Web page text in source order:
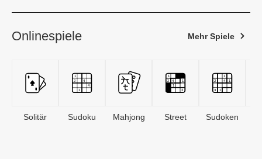
Onlinespiele Mehr Spiele
Solitär Sudoku Mahjong Street Sudoken